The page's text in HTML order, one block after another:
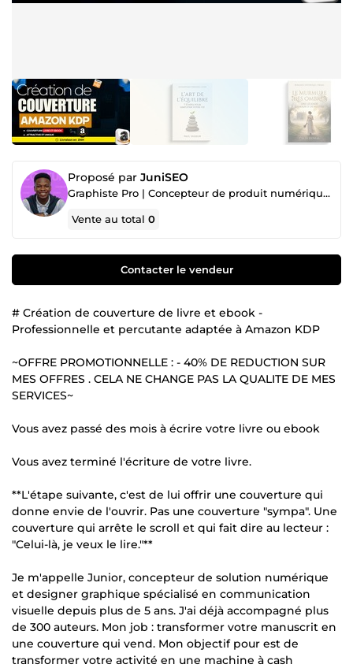
Proposé par JuniSEO
Graphiste Pro | Concepteur de produit numérique | UI et UX | English speaker
Vente au total0
Contacter le vendeur
# Création de couverture de livre et ebook -
Professionnelle et percutante adaptée à Amazon KDP
~OFFRE PROMOTIONNELLE : - 40% DE REDUCTION SUR
MES OFFRES . CELA NE CHANGE PAS LA QUALITE DE MES
SERVICES~
Vous avez passé des mois à écrire votre livre ou ebook
Vous avez terminé l'écriture de votre livre.
**L'étape suivante, c'est de lui offrir une couverture qui
donne envie de l'ouvrir. Pas une couverture "sympa". Une
couverture qui arrête le scroll et qui fait dire au lecteur :
"Celui-là, je veux le lire."**
Je m'appelle Junior, concepteur de solution numérique
et designer graphique spécialisé en communication
visuelle depuis plus de 5 ans. J'ai déjà accompagné plus
de 300 auteurs. Mon job : transformer votre manuscrit en
une couverture qui vend. Mon objectif pour est de
transformer votre activité en une machine à cash